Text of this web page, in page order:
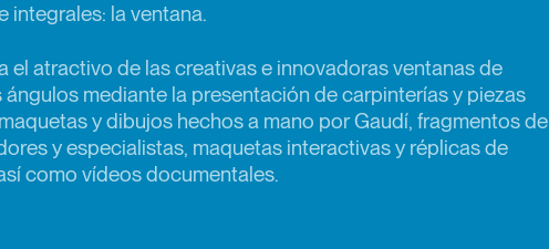
integrales: la ventana.
el atractivo de las creativas e innovadoras ventanas de
mediante la presentación de carpinterías y piezas
y dibujos hechos a mano por Gaudí, fragmentos de
y especialistas, maquetas interactivas y réplicas de
como vídeos documentales.